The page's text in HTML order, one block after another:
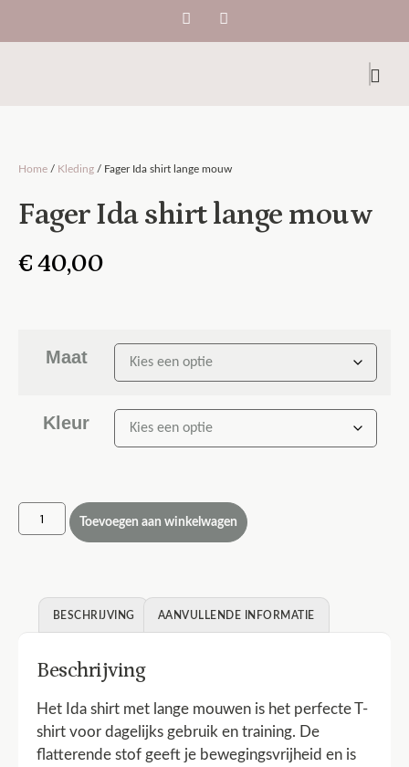
Home / Kleding / Fager Ida shirt lange mouw
Fager Ida shirt lange mouw
€40,00
Maat
Kleur
Toevoegen aan winkelwagen
BESCHRIJVING AANVULLENDE INFORMATIE
Beschrijving
Het Ida shirt met lange mouwen is het perfecte T-
shirt voor dagelijks gebruik en training. De
flatterende stof geeft je bewegingsvrijheid en is